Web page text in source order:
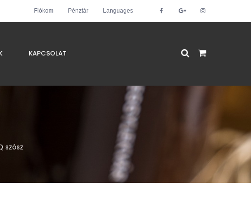
Fiókom Pénztár Languages
KAPCSOLAT
szósz